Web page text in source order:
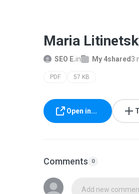
Maria
SEO E.in My 4shared 3
PDF 57 KB
Open in...
Comments 0
Add new